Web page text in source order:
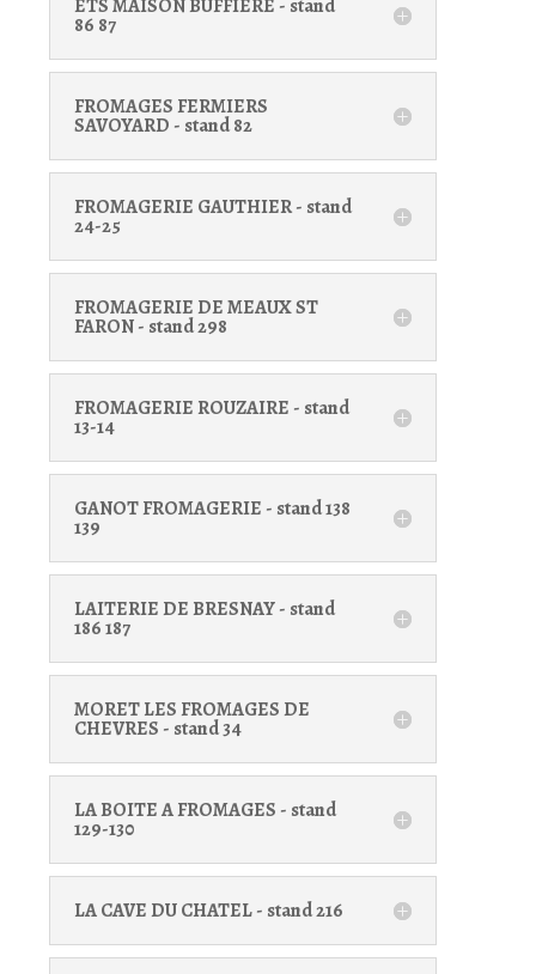
ETS MAISON BUFFIERE - stand
86 87
FROMAGES FERMIERS
SAVOYARD - stand 82
FROMAGERIE GAUTHIER - stand
24-25
FROMAGERIE DE MEAUX ST
FARON - stand 298
FROMAGERIE ROUZAIRE - stand
13-14
GANOT FROMAGERIE - stand 138
139
LAITERIE DE BRESNAY - stand
186 187
MORET LES FROMAGES DE
CHEVRES - stand 34
LA BOITE A FROMAGES - stand
129-130
LA CAVE DU CHATEL - stand 216